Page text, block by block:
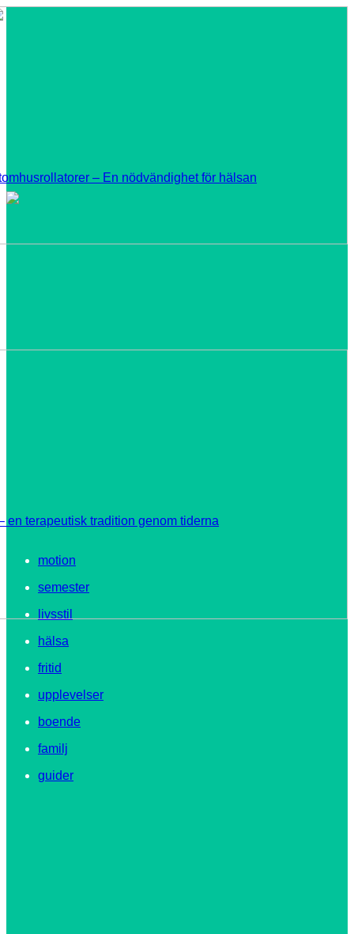
– En nödvändighet för hälsan
en terapeutisk tradition genom tiderna
motion
semester
livsstil
hälsa
fritid
upplevelser
boende
familj
guider